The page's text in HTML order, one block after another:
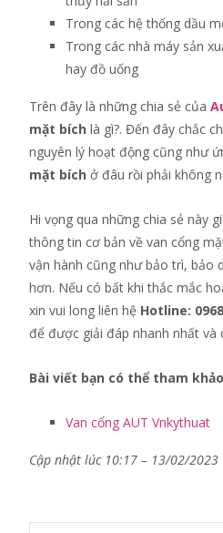
Trong các hệ thống dầu
Trong các nhà máy sản
hay đồ uống
Trên đây là những chia sẻ của
mặt bích là gì?. Đến đây chắc
nguyên lý hoạt động cũng như
mặt bích ở đâu rồi phải không
Hi vọng qua những chia sẻ này
thông tin cơ bản về van cổng
vận hành cũng như bảo trì, bảo
hơn. Nếu có bất khi thắc mắc
xin vui long liên hệ Hotline:
để được giải đáp nhanh nhất và
Bài viết bạn có thể tham khảo
Van cổng AUT Vnkythuat
Cập nhật lúc 10:17 – 13/02/2023